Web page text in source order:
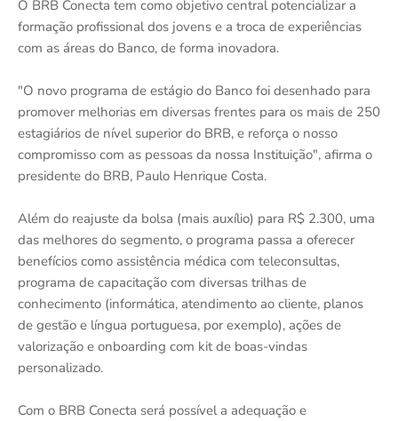
O BRB Conecta tem como objetivo central potencializar a
formação profissional dos jovens e a troca de experiências
com as áreas do Banco, de forma inovadora.
"O novo programa de estágio do Banco foi desenhado para
promover melhorias em diversas frentes para os mais de 250
estagiários de nível superior do BRB, e reforça o nosso
compromisso com as pessoas da nossa Instituição", afirma o
presidente do BRB, Paulo Henrique Costa.
Além do reajuste da bolsa (mais auxílio) para R$ 2.300, uma
das melhores do segmento, o programa passa a oferecer
benefícios como assistência médica com teleconsultas,
programa de capacitação com diversas trilhas de
conhecimento (informática, atendimento ao cliente, planos
de gestão e língua portuguesa, por exemplo), ações de
valorização e onboarding com kit de boas-vindas
personalizado.
Com o BRB Conecta será possível a adequação e